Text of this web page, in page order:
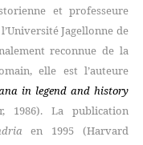
et professeure
Jagellonne de
reconnue de la
elle est l’auteure
in legend and history
1986). La publication
en 1995 (Harvard